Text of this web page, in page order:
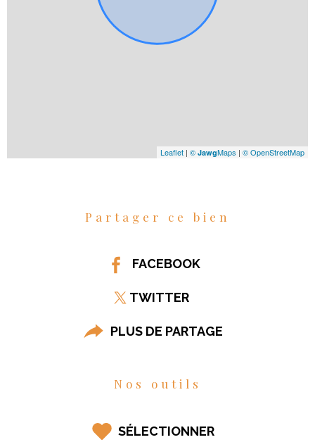
Leaflet | © JawgMaps | © OpenStreetMap
Partager ce bien
FACEBOOK
TWITTER
PLUS DE PARTAGE
Nos outils
SÉLECTIONNER